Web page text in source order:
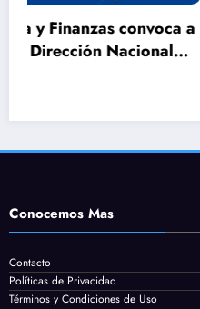
DGEIP abre
Servicio en
Conocemos Mas
Contacto
Políticas de Privacidad
Términos y Condiciones de Uso